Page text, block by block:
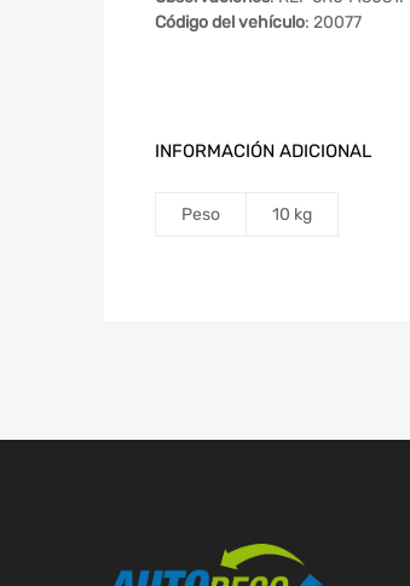
Código del vehículo: 20077
INFORMACIÓN ADICIONAL
Peso 10 kg